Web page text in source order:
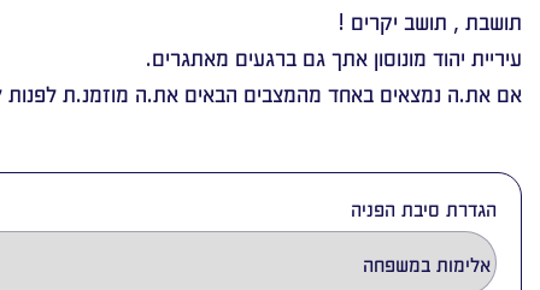
תושבת , תושב יקרים !
עיריית יהוד מונוסון אתך גם ברגעים מאתגרים.
אם את.ה נמצאים באחד מהמצבים הבאים את.ה מוזמנ.ת לפנות
הגדרת סיבת הפניה